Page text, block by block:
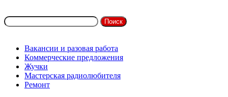
Поиск:
Вакансии и разовая работа
Коммерческие предложения
Жучки
Мастерская радиолюбителя
Ремонт